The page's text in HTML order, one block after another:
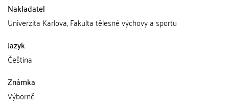
Nakladatel
Univerzita Karlova, Fakulta tělesné výchovy a sportu
Jazyk
Čeština
Známka
Výborně